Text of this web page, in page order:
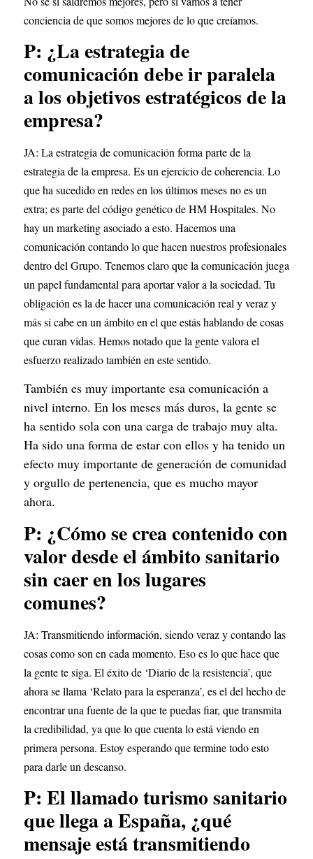
conciencia de que somos mejores de lo que creíamos.
P: ¿La estrategia de
comunicación debe ir paralela
a los objetivos estratégicos de la
empresa?
JA: La estrategia de comunicación forma parte de la
estrategia de la empresa. Es un ejercicio de coherencia. Lo
que ha sucedido en redes en los últimos meses no es un
extra; es parte del código genético de HM Hospitales. No
hay un marketing asociado a esto. Hacemos una
comunicación contando lo que hacen nuestros profesionales
dentro del Grupo. Tenemos claro que la comunicación juega
un papel fundamental para aportar valor a la sociedad. Tu
obligación es la de hacer una comunicación real y veraz y
más si cabe en un ámbito en el que estás hablando de cosas
que curan vidas. Hemos notado que la gente valora el
esfuerzo realizado también en este sentido.
También es muy importante esa comunicación a
nivel interno. En los meses más duros, la gente se
ha sentido sola con una carga de trabajo muy alta.
Ha sido una forma de estar con ellos y ha tenido un
efecto muy importante de generación de comunidad
y orgullo de pertenencia, que es mucho mayor
ahora.
P: ¿Cómo se crea contenido con
valor desde el ámbito sanitario
sin caer en los lugares
comunes?
JA: Transmitiendo información, siendo veraz y contando las
cosas como son en cada momento. Eso es lo que hace que
la gente te siga. El éxito de ‘Diario de la resistencia’, que
ahora se llama ‘Relato para la esperanza’, es el del hecho de
encontrar una fuente de la que te puedas fiar, que transmita
la credibilidad, ya que lo que cuenta lo está viendo en
primera persona. Estoy esperando que termine todo esto
para darle un descanso.
P: El llamado turismo sanitario
que llega a España, ¿qué
mensaje está transmitiendo